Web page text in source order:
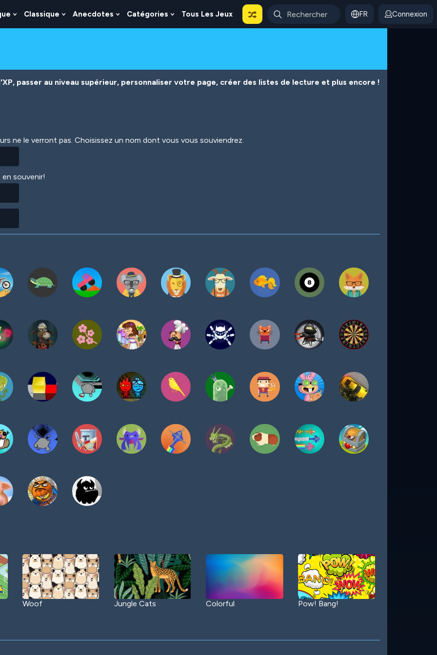
Show
Submenu
Classique
Show
Submenu
Anecdotes
Show
Submenu
Catégories
Show
Submenu
Tous Les Jeux FR Connexion
passer au niveau supérieur, personnaliser votre page, créer des listes de lecture et plus encore !
ne le verront pas. Choisissez un nom dont vous vous souviendrez.
souvenir!
Woof Jungle Cats Colorful Pow! Bang!